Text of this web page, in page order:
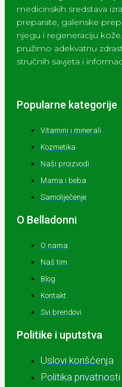
medicinskih sredstava
preparate, galenske
njegu i regeneraciju
pružimo adekvatnu
stručnih savjeta i
Popularne kategorije
Vitamini i minerali
Kozmetika
Naši proizvodi
Mama i beba
Samoliječenje
O Belladonni
O nama
Naš tim
Blog
Kontakt
Svi brendovi
Politike i uputstva
Uslovi korišćenja
Politika privatnosti